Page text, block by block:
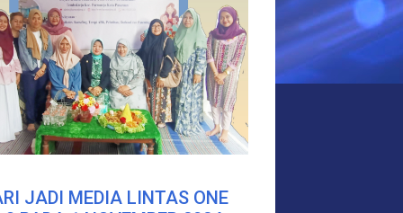
JADI MEDIA LINTAS ONE